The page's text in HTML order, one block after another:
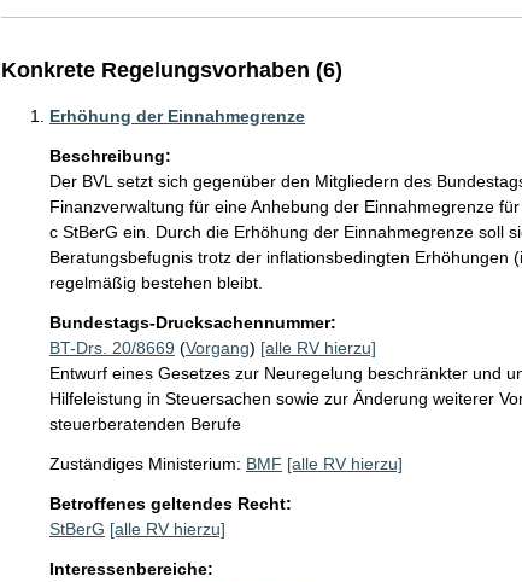
Konkrete Regelungsvorhaben (6)
Erhöhung der Einnahmegrenze
Beschreibung:
Der BVL setzt sich gegenüber den Mitgliedern des
Finanzverwaltung für eine Anhebung der Einnahmegrenze
c StBerG ein. Durch die Erhöhung der Einnahmegrenze soll
Beratungsbefugnis trotz der inflationsbedingten Erhöhungen
regelmäßig bestehen bleibt.
Bundestags-Drucksachennummer:
BT-Drs. 20/8669 (Vorgang) [alle RV hierzu]
Entwurf eines Gesetzes zur Neuregelung beschränkter und
Hilfeleistung in Steuersachen sowie zur Änderung weiterer
steuerberatenden Berufe
Zuständiges Ministerium: BMF [alle RV hierzu]
Betroffenes geltendes Recht:
StBerG [alle RV hierzu]
Interessenbereiche: